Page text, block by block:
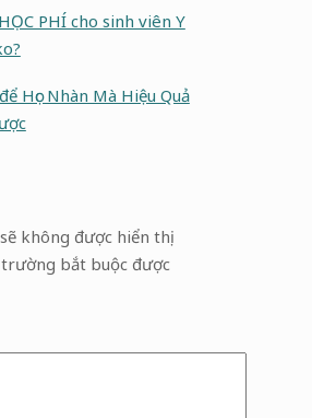
PHÍ cho sinh viên Y
Học Nhàn Mà Hiệu Quả
không được hiển thị
trường bắt buộc được